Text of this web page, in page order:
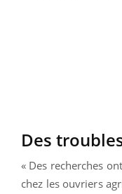
Des
« Des recherches
chez les ouvriers